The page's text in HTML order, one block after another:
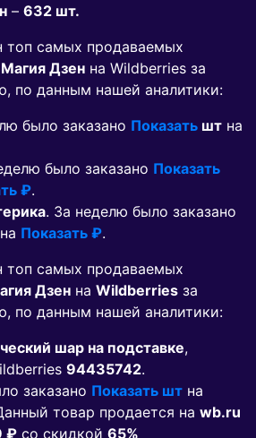
– 632 шт.
топ самых продаваемых
Магия Дзен на Wildberries за
по данным нашей аналитики:
было заказано Показать шт на
было заказано Показать
₽.
. За неделю было заказано
на Показать ₽.
топ самых продаваемых
Дзен на Wildberries за
по данным нашей аналитики:
шар на подставке,
94435742.
заказано Показать шт на
товар продается на wb.ru
₽ co скидкой 65%